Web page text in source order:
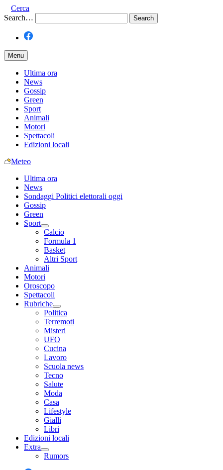
Cerca
Search…
Menu
Ultima ora
News
Gossip
Green
Sport
Animali
Motori
Spettacoli
Edizioni locali
Meteo
Ultima ora
News
Sondaggi Politici elettorali oggi
Gossip
Green
Sport
Calcio
Formula 1
Basket
Altri Sport
Animali
Motori
Oroscopo
Spettacoli
Rubriche
Politica
Terremoti
Misteri
UFO
Cucina
Lavoro
Scuola news
Tecno
Salute
Moda
Casa
Lifestyle
Gialli
Libri
Edizioni locali
Extra
Rumors